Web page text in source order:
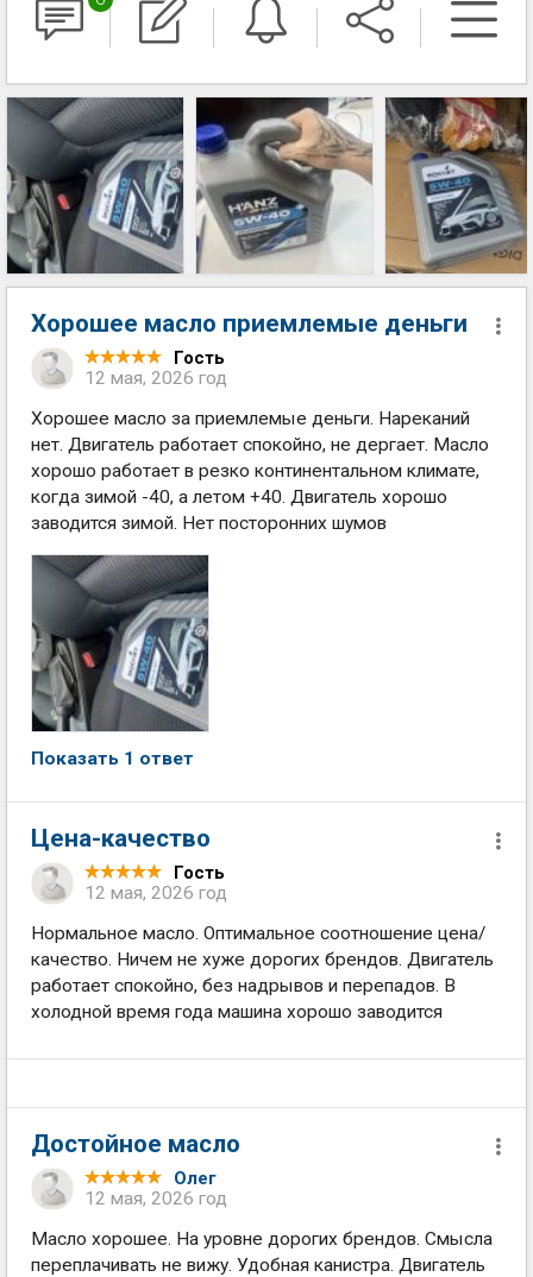
Хорошее масло приемлемые деньги
Гость
12 мая, 2026 год
Хорошее масло за приемлемые деньги. Нареканий
нет. Двигатель работает спокойно, не дергает. Масло
хорошо работает в резко континентальном климате,
когда зимой -40, а летом +40. Двигатель хорошо
заводится зимой. Нет посторонних шумов
Показать 1 ответ
Цена-качество
Гость
12 мая, 2026 год
Нормальное масло. Оптимальное соотношение цена/
качество. Ничем не хуже дорогих брендов. Двигатель
работает спокойно, без надрывов и перепадов. В
холодной время года машина хорошо заводится
Достойное масло
Олег
12 мая, 2026 год
Масло хорошее. На уровне дорогих брендов. Смысла
переплачивать не вижу. Удобная канистра. Двигатель